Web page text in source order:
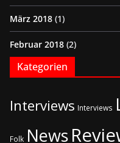
März 2018 (1)
Februar 2018 (2)
Kategorien
Interviews Interviews
Folk News